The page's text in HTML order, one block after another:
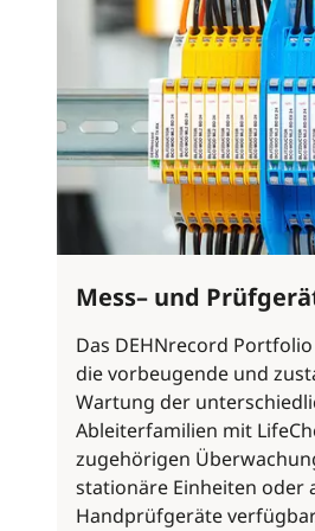
Mess– und
Das DEHNrecord
die vorbeugende und
Wartung der
Ableiterfamilien mit
zugehörigen
stationäre Einheiten oder
Handprüfgeräte